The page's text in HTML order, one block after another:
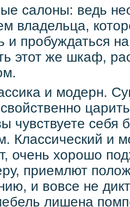
салоны: ведь
владельца,
и пробуждаться
этот же шкаф,
и модерн.
чувствуете себя
Классический и
очень хорошо
приемлют
и вовсе не
лишена